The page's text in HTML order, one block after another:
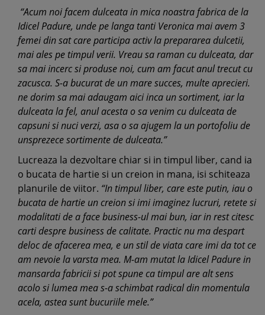
“Acum noi facem dulceata in mica noastra fabrica de la
Idicel Padure, unde pe langa tanti Veronica mai avem 3
femei din sat care participa activ la prepararea dulcetii,
mai ales pe timpul verii. Vreau sa raman cu dulceata, dar
sa mai incerc si produse noi, cum am facut anul trecut cu
zacusca. S-a bucurat de un mare succes, multe aprecieri.
ne dorim sa mai adaugam aici inca un sortiment, iar la
dulceata la fel, anul acesta o sa venim cu dulceata de
capsuni si nuci verzi, asa o sa ajugem la un portofoliu de
unsprezece sortimente de dulceata.”
Lucreaza la dezvoltare chiar si in timpul liber, cand ia
o bucata de hartie si un creion in mana, isi schiteaza
planurile de viitor. “In timpul liber, care este putin, iau o
bucata de hartie un creion si imi imaginez lucruri, retete si
modalitati de a face business-ul mai bun, iar in rest citesc
carti despre business de calitate. Practic nu ma despart
deloc de afacerea mea, e un stil de viata care imi da tot ce
am nevoie la varsta mea. M-am mutat la Idicel Padure in
mansarda fabricii si pot spune ca timpul are alt sens
acolo si lumea mea s-a schimbat radical din momentula
acela, astea sunt bucuriile mele.”